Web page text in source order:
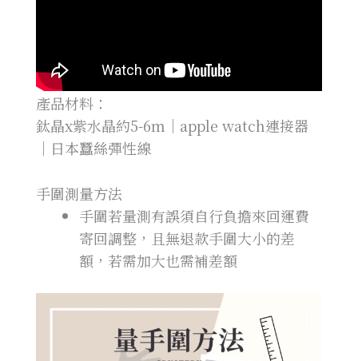
產品材料：
鈦晶x紫水晶約5-6m｜apple watch連接器
｜日本蠶絲彈性線
手圍測量方法
手圍若量測有誤須自行負擔來回運費
寄回調整，且無退款手圍大小的差
額，若需加大也需補差額